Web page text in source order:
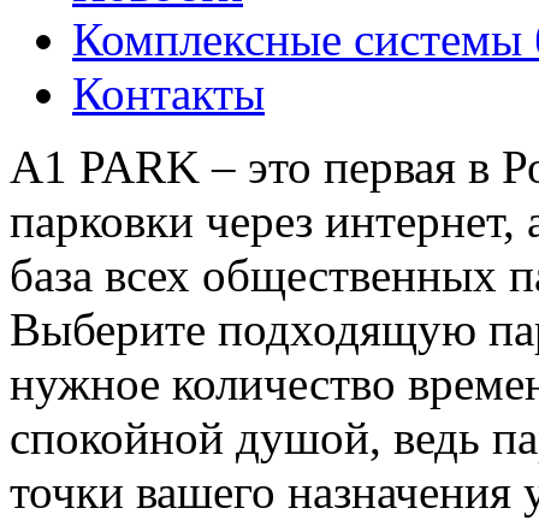
Комплексные системы
Контакты
A1 PARK – это первая в
парковки через
база всех
Выберите подходящую
нужное количество
спокойной душой, ведь
точки вашего назначения